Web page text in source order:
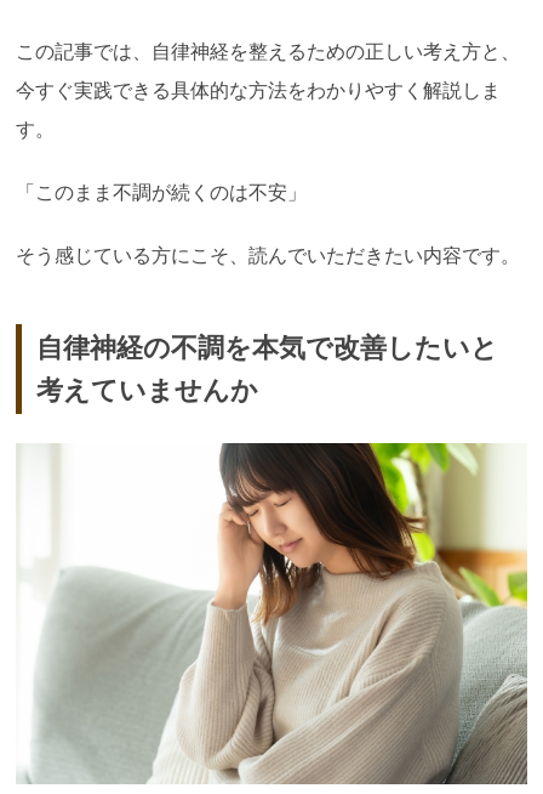
この記事では、自律神経を整えるための正しい考え方と、
今すぐ実践できる具体的な方法をわかりやすく解説しま
す。
「このまま不調が続くのは不安」
そう感じている方にこそ、読んでいただきたい内容です。
自律神経の不調を本気で改善したいと
考えていませんか